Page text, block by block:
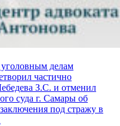
делам
частично
З.С. и отменил
суда г. Самары об
под стражу в